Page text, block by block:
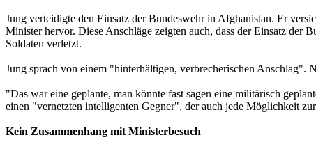
Jung verteidigte den Einsatz der Bundeswehr in Afghanistan. Er
Minister hervor. Diese Anschläge zeigten auch, dass der Einsatz der
Soldaten verletzt.
Jung sprach von einem "hinterhältigen, verbrecherischen Anschlag".
"Das war eine geplante, man könnte fast sagen eine militärisch
einen "vernetzten intelligenten Gegner", der auch jede Möglichkeit
Kein Zusammenhang mit Ministerbesuch